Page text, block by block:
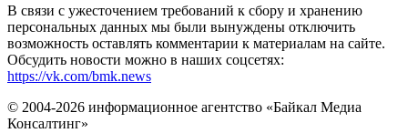
В связи с ужесточением требований к сбору и хранению
персональных данных мы были вынуждены отключить
возможность оставлять комментарии к материалам на сайте.
Обсудить новости можно в наших соцсетях:
https://vk.com/bmk.news
© 2004-2026 информационное агентство «Байкал Медиа
Консалтинг»